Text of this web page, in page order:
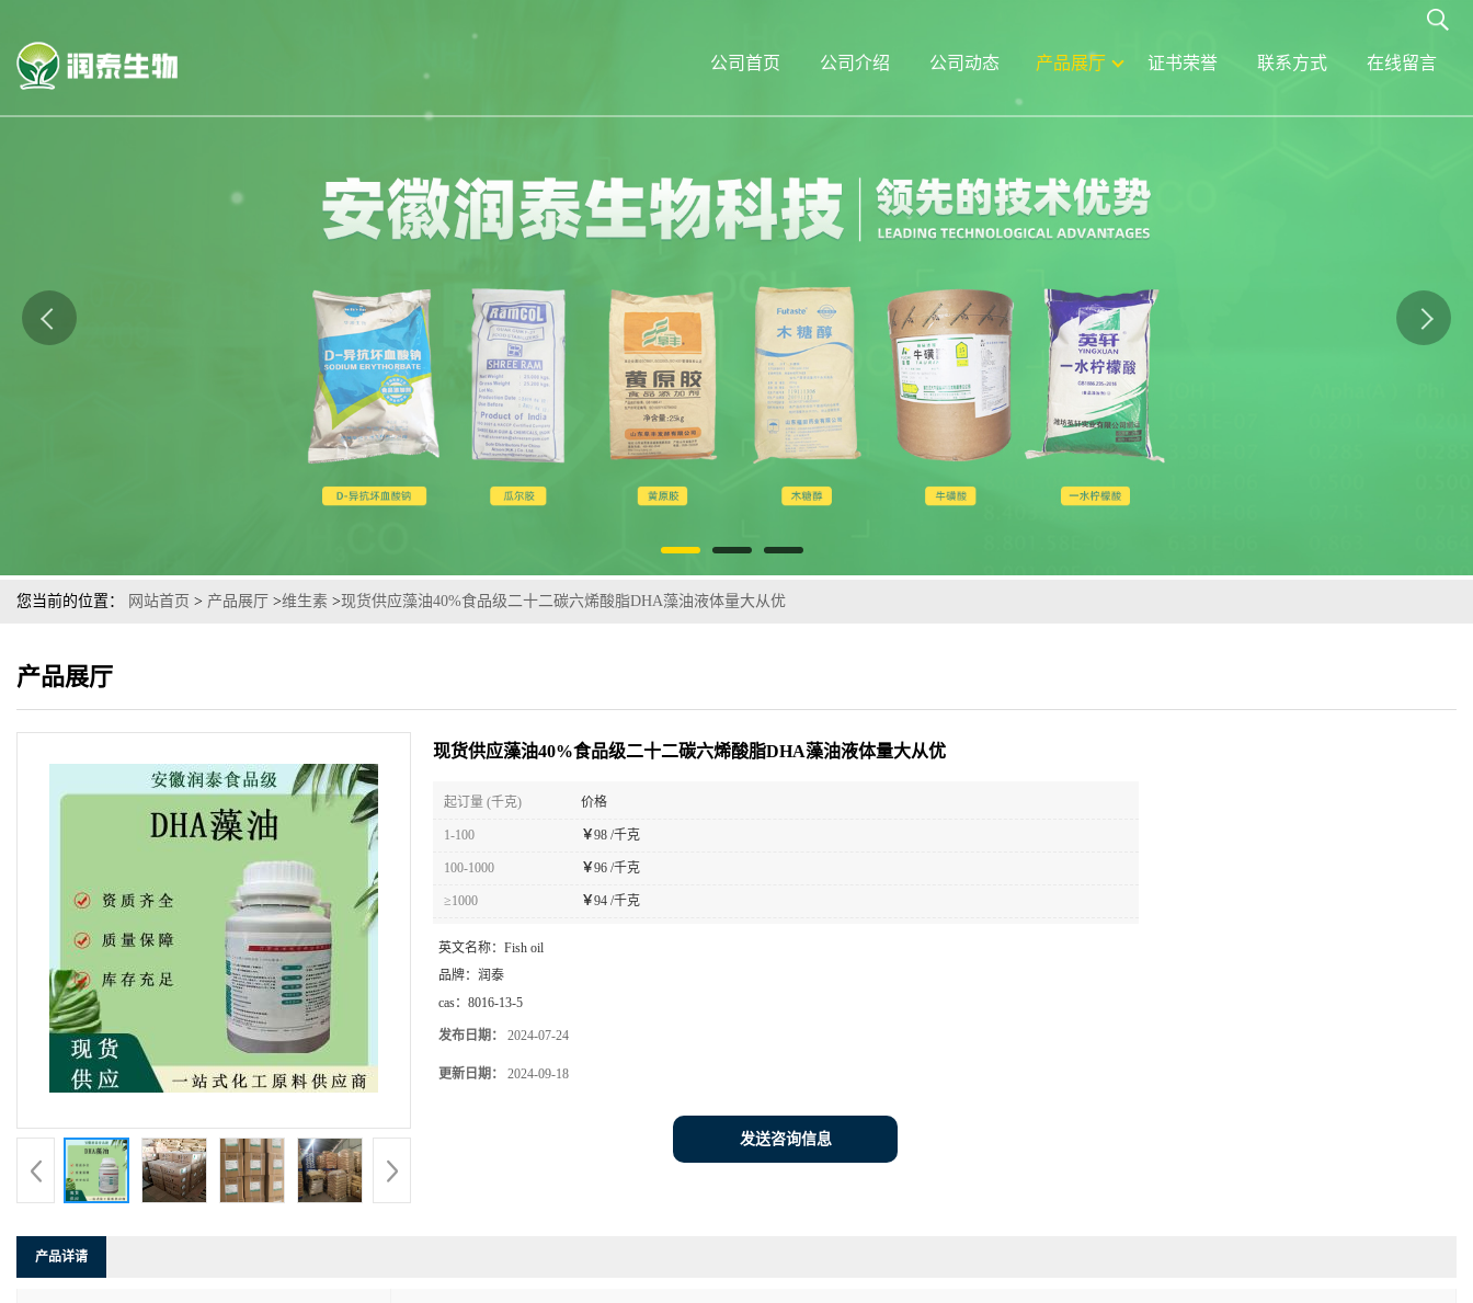
公司首页 公司介绍 公司动态 产品展厅 证书荣誉 联系方式 在线留言
您当前的位置： 网站首页 > 产品展厅 >维生素 >现货供应藻油40%食品级二十二碳六烯酸脂DHA藻油液体量大从优
产品展厅
现货供应藻油40%食品级二十二碳六烯酸脂DHA藻油液体量大从优
起订量 (千克) 价格
1-100 ￥98 /千克
100-1000 ￥96 /千克
≥1000 ￥94 /千克
英文名称： Fish oil
品牌： 润泰
cas： 8016-13-5
发布日期： 2024-07-24
更新日期： 2024-09-18
发送咨询信息
产品详请